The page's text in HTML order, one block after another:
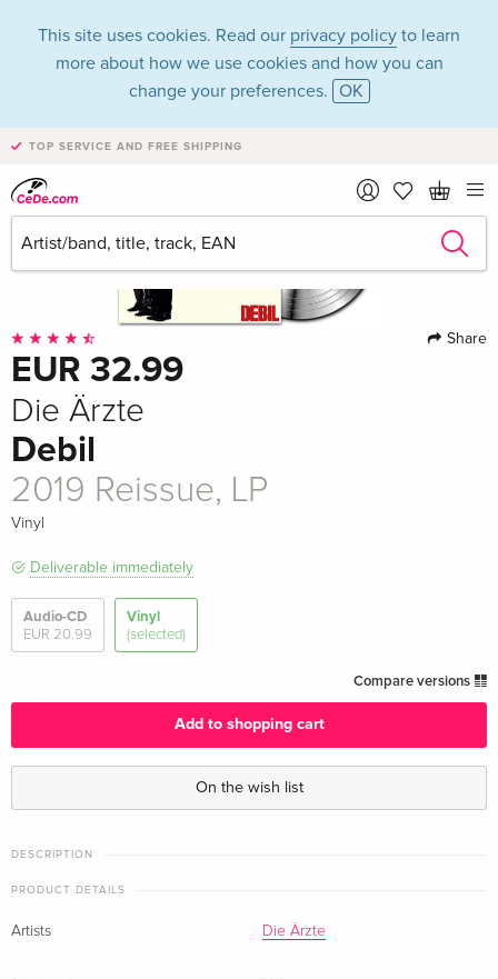
This site uses cookies. Read our privacy policy to learn
more about how we use cookies and how you can
change your preferences. OK
TOP SERVICE AND FREE SHIPPING
Share
EUR 32.99
Die Ärzte
Debil
2019 Reissue, LP
Vinyl
Deliverable immediately
Audio-CD
EUR 20.99
Vinyl
(selected)
Compare versions
Add to shopping cart
On the wish list
DESCRIPTION
PRODUCT DETAILS
Artists Die Ärzte